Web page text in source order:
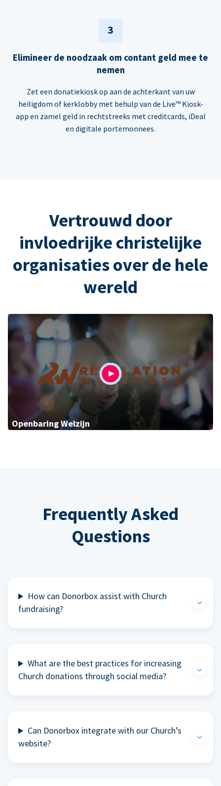
3
Elimineer de noodzaak om contant geld mee te
nemen
Zet een donatiekiosk op aan de achterkant van uw
heiligdom of kerklobby met behulp van de Live™ Kiosk-
app en zamel geld in rechtstreeks met creditcards, iDeal
en digitale portemonnees.
Vertrouwd door
invloedrijke christelijke
organisaties over de hele
wereld
Openbaring Welzijn
Frequently Asked
Questions
How can Donorbox assist with Church
fundraising?
What are the best practices for increasing
Church donations through social media?
Can Donorbox integrate with our Church’s
website?